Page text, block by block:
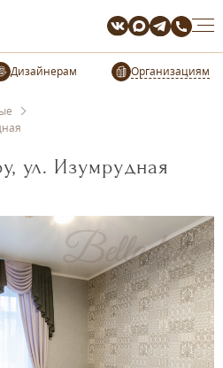
Организациям
ул. Изумрудная